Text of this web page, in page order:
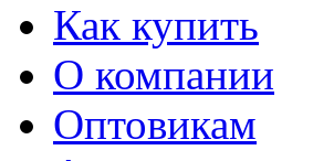
Как купить
О компании
Оптовикам